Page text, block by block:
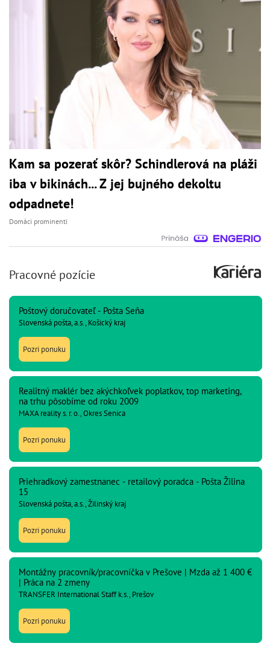
Kam sa pozerať skôr? Schindlerová na pláži
iba v bikinách... Z jej bujného dekoltu
odpadnete!
Domáci prominenti
Pracovné pozície
Poštový doručovateľ - Pošta Seňa
Slovenská pošta, a.s., Košický kraj
Pozri ponuku
Realitný maklér bez akýchkoľvek poplatkov, top marketing,
na trhu pôsobíme od roku 2009
MAXA reality s. r. o., Okres Senica
Pozri ponuku
Priehradkový zamestnanec - retailový poradca - Pošta Žilina
15
Slovenská pošta, a.s., Žilinský kraj
Pozri ponuku
Montážny pracovník/pracovníčka v Prešove | Mzda až 1 400 €
| Práca na 2 zmeny
TRANSFER International Staff k.s., Prešov
Pozri ponuku